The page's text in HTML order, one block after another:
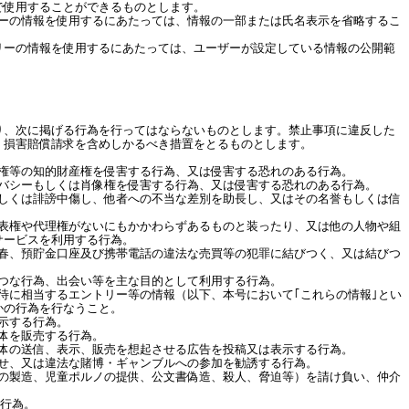
用することができるものとします。
情報を使用するにあたっては、情報の一部または氏名表示を省略するこ
情報を使用するにあたっては、ユーザーが設定している情報の公開範
次に掲げる行為を行ってはならないものとします。禁止事項に違反した
害賠償請求を含めしかるべき措置をとるものとします。
の知的財産権を侵害する行為、又は侵害する恐れのある行為。
ーもしくは肖像権を侵害する行為、又は侵害する恐れのある行為。
は誹謗中傷し、他者への不当な差別を助長し、又はその名誉もしくは信
や代理権がないにもかかわらずあるものと装ったり、又は他の人物や組
ビスを利用する行為。
預貯金口座及び携帯電話の違法な売買等の犯罪に結びつく、又は結びつ
行為、出会い等を主な目的として利用する行為。
相当するエントリー等の情報（以下、本号において｢これらの情報｣とい
行為を行なうこと。
る行為。
売する行為。
、表示、販売を想起させる広告を投稿又は表示する行為。
又は違法な賭博・ギャンブルへの参加を勧誘する行為。
造、児童ポルノの提供、公文書偽造、殺人、脅迫等）を請け負い、仲介
為。